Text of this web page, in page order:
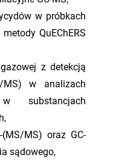
w próbkach
QuEChERS
z detekcją
w analizach
substancjach
(MS/MS) oraz GC-
sądowego,